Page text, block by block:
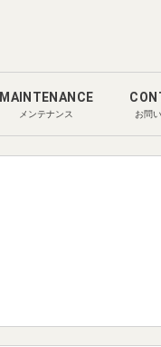
MAINTENANCE
メンテナンス お問